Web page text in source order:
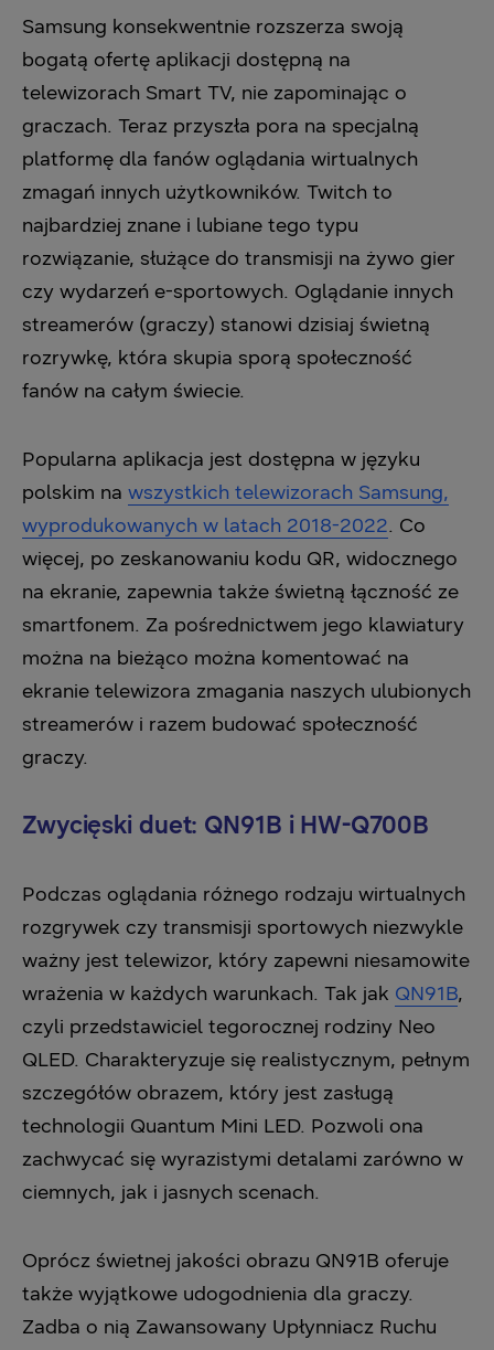
Samsung konsekwentnie rozszerza swoją
bogatą ofertę aplikacji dostępną na
telewizorach Smart TV, nie zapominając o
graczach. Teraz przyszła pora na specjalną
platformę dla fanów oglądania wirtualnych
zmagań innych użytkowników. Twitch to
najbardziej znane i lubiane tego typu
rozwiązanie, służące do transmisji na żywo gier
czy wydarzeń e-sportowych. Oglądanie innych
streamerów (graczy) stanowi dzisiaj świetną
rozrywkę, która skupia sporą społeczność
fanów na całym świecie.
Popularna aplikacja jest dostępna w języku
polskim na wszystkich telewizorach Samsung,
wyprodukowanych w latach 2018-2022. Co
więcej, po zeskanowaniu kodu QR, widocznego
na ekranie, zapewnia także świetną łączność ze
smartfonem. Za pośrednictwem jego klawiatury
można na bieżąco można komentować na
ekranie telewizora zmagania naszych ulubionych
streamerów i razem budować społeczność
graczy.
Zwycięski duet: QN91B i HW-Q700B
Podczas oglądania różnego rodzaju wirtualnych
rozgrywek czy transmisji sportowych niezwykle
ważny jest telewizor, który zapewni niesamowite
wrażenia w każdych warunkach. Tak jak QN91B,
czyli przedstawiciel tegorocznej rodziny Neo
QLED. Charakteryzuje się realistycznym, pełnym
szczegółów obrazem, który jest zasługą
technologii Quantum Mini LED. Pozwoli ona
zachwycać się wyrazistymi detalami zarówno w
ciemnych, jak i jasnych scenach.
Oprócz świetnej jakości obrazu QN91B oferuje
także wyjątkowe udogodnienia dla graczy.
Zadba o nią Zawansowany Upłynniacz Ruchu